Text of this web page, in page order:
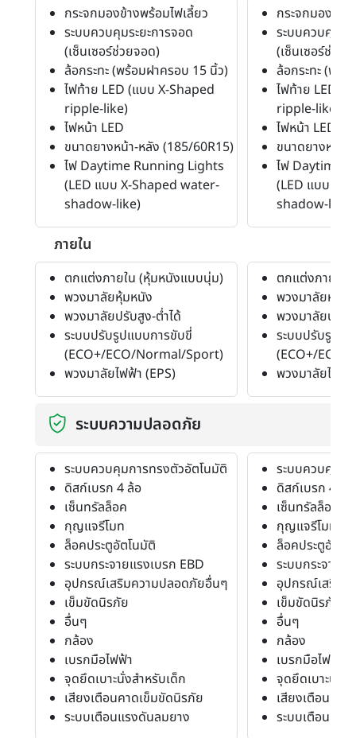
กระจกมองข้างพร้อมไฟเลี้ยว
ระบบควบคุมระยะการจอด
(เซ็นเซอร์ช่วยจอด)
ล้อกระทะ (พร้อมฝาครอบ 15 นิ้ว)
ไฟท้าย LED (แบบ X-Shaped
ripple-like)
ไฟหน้า LED
ขนาดยางหน้า-หลัง (185/60R15)
ไฟ Daytime Running Lights
(LED แบบ X-Shaped water-
shadow-like)
กระจกมองข้า
ระบบควบคุมระ
(เซ็นเซอร์ช่วย
ล้อกระทะ (พร้
ไฟท้าย LED (
ripple-like)
ไฟหน้า LED
ขนาดยางหน้า
ไฟ Daytime
(LED แบบ X-
shadow-like)
ภายใน
ตกแต่งภายใน (หุ้มหนังแบบนุ่ม)
พวงมาลัยหุ้มหนัง
พวงมาลัยปรับสูง-ต่ำได้
ระบบปรับรูปแบบการขับขี่
(ECO+/ECO/Normal/Sport)
พวงมาลัยไฟฟ้า (EPS)
ตกแต่งภายใน
พวงมาลัยหุ้มห
พวงมาลัยปรับ
ระบบปรับรูปแ
(ECO+/
พวงมาลัยไฟฟ้า
ระบบความปลอดภัย
ระบบควบคุมการทรงตัวอัตโนมัติ
ดิสก์เบรก 4 ล้อ
เซ็นทรัลล็อค
กุญแจรีโมท
ล็อคประตูอัตโนมัติ
ระบบกระจายแรงเบรก EBD
อุปกรณ์เสริมความปลอดภัยอื่นๆ
เข็มขัดนิรภัย
อื่นๆ
กล้อง
เบรกมือไฟฟ้า
จุดยึดเบาะนั่งสำหรับเด็ก
เสียงเตือนคาดเข็มขัดนิรภัย
ระบบเตือนแรงดันลมยาง
ระบบควบคุมก
ดิสก์เบรก 4 ล้อ
เซ็นทรัลล็อค
กุญแจรีโมท
ล็อคประตูอัตโ
ระบบกระจายแ
อุปกรณ์เสริม
เข็มขัดนิรภัย
อื่นๆ
กล้อง
เบรกมือไฟฟ้า
จุดยึดเบาะนั่งส
เสียงเตือนคา
ระบบเตือนแร